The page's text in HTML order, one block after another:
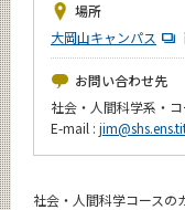
場所
大岡山キャンパス
お問い合わせ先
社会・人間科学系・
E-mail :
社会・人間科学コースの
今後のイベント
今後の課程別イベン
年別アーカイブ